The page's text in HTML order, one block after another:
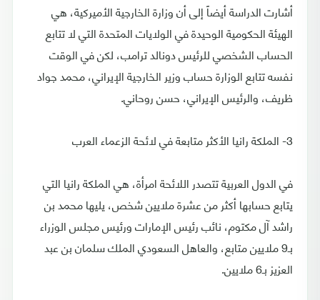
أشارت الدراسة أيضاً إلى أن وزارة الخارجية الأميركية، هي
الهيئة الحكومية الوحيدة في الولايات المتحدة التي لا تتابع
الحساب الشخصي للرئيس دونالد ترامب، لكن في الوقت
نفسه تتابع الوزارة حساب وزير الخارجية الإيراني، محمد جواد
ظريف، والرئيس الإيراني، حسن روحاني.
3- الملكة رانيا الأكثر متابعة في لائحة الزعماء العرب
في الدول العربية تتصدر اللائحة امرأة، هي الملكة رانيا التي
يتابع حسابها أكثر من عشرة ملايين شخص، يليها محمد بن
راشد آل مكتوم، نائب رئيس الإمارات ورئيس مجلس الوزراء
بـ9 ملايين متابع، والعاهل السعودي الملك سلمان بن عبد
العزيز بـ6 ملايين.